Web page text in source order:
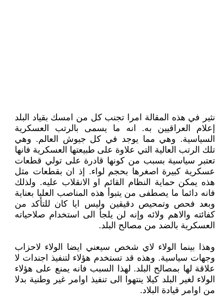
نثير في هذه المقالة امرا تجنب كل من امسك بقياد البلد
إعلام العراقيين به. انه ما يسمى بالرتب العسكرية
السياسية. وهي مما يوجد في كل جيوش العالم. وهي
تلك الرتب العالية التي علاوة على طبيعتها العسكرية فانها
تعتبر سياسية بسبب من كونها قادرة على تولي قطعات
عسكرية كبيرة اصغرها بحجم لواء. إذ ان بقطعات مثل
هذه يمكن حماية النظام القائم او الانقلاب عليه. ولذلك
فانه دائما ما يصطفى من يتبوأ هذه المناصب العليا بعناية
وبعد فحص وتمحيص دقيقين وليس ايا كان للتأكد من
كفائته والاهم ولائه وإنه لن يلجأ الى استخدام صلاحياته
العسكرية بالضد من مصالح البلد.
وهذا بينما الولاء لاي شخص سيعني ايضا الولاء لاحزاب
وجهات سياسية. وهذه قد تستخدم هؤلاء لتنفيذ اجندات لا
علاقة لها بمصالح البلد. لهذا السبب فانه يمنع على هؤلاء
الولاء لغير البلد كيلا ينتهوا الى تنفيذ اوامر غير وطنية بدلا
من اوامر قيادة البلاد.